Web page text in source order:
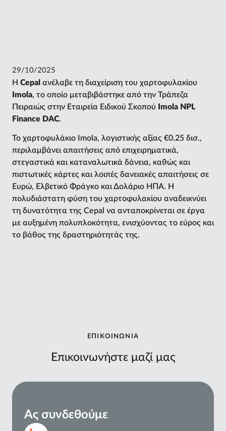
29/10/2025
H Cepal ανέλαβε τη διαχείριση του χαρτοφυλακίου
Imola, το οποίο μεταβιβάστηκε από την Τράπεζα
Πειραιώς στην Εταιρεία Ειδικού Σκοπού
Imola NPL
Finance DAC.
Το χαρτοφυλάκιο Imola, λογιστικής αξίας €0.25 δισ.,
περιλαμβάνει απαιτήσεις από επιχειρηματικά,
στεγαστικά και καταναλωτικά δάνεια, καθώς και
πιστωτικές κάρτες και λοιπές δανειακές απαιτήσεις σε
Ευρώ, Ελβετικό Φράγκο και Δολάριο ΗΠΑ. Η
πολυδιάστατη φύση του χαρτοφυλακίου αναδεικνύει
τη δυνατότητα της Cepal να ανταποκρίνεται σε έργα
με αυξημένη πολυπλοκότητα, ενισχύοντας το εύρος και
το βάθος της δραστηριότητάς της.
ΕΠΙΚΟΙΝΩΝΙΑ
Επικοινωνήστε μαζί μας
Ας συνδεθούμε